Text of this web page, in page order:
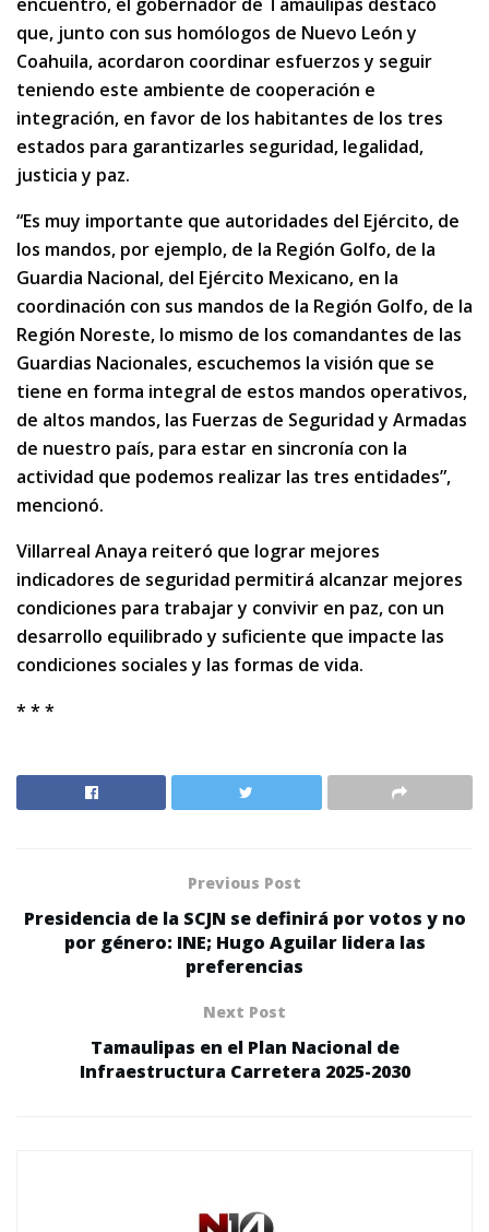
que, junto con sus homólogos de Nuevo León y
Coahuila, acordaron coordinar esfuerzos y seguir
teniendo este ambiente de cooperación e
integración, en favor de los habitantes de los tres
estados para garantizarles seguridad, legalidad,
justicia y paz.
“Es muy importante que autoridades del Ejército, de
los mandos, por ejemplo, de la Región Golfo, de la
Guardia Nacional, del Ejército Mexicano, en la
coordinación con sus mandos de la Región Golfo, de la
Región Noreste, lo mismo de los comandantes de las
Guardias Nacionales, escuchemos la visión que se
tiene en forma integral de estos mandos operativos,
de altos mandos, las Fuerzas de Seguridad y Armadas
de nuestro país, para estar en sincronía con la
actividad que podemos realizar las tres entidades”,
mencionó.
Villarreal Anaya reiteró que lograr mejores
indicadores de seguridad permitirá alcanzar mejores
condiciones para trabajar y convivir en paz, con un
desarrollo equilibrado y suficiente que impacte las
condiciones sociales y las formas de vida.
* * *
Previous Post
Presidencia de la SCJN se definirá por votos y no
por género: INE; Hugo Aguilar lidera las
preferencias
Next Post
Tamaulipas en el Plan Nacional de
Infraestructura Carretera 2025-2030